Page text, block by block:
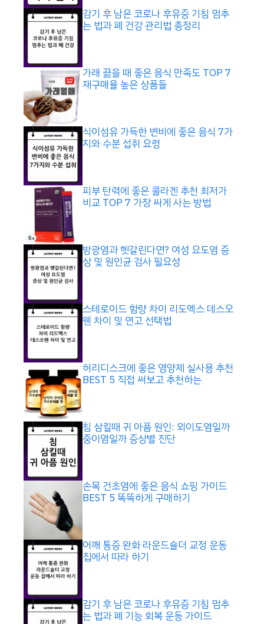
감기 후 남은 코로나 후유증 기침 멈추
는 법과 폐 건강 관리법 총정리
가래 끓을 때 좋은 음식 만족도 TOP 7
재구매율 높은 상품들
식이섬유 가득한 변비에 좋은 음식 7가
지와 수분 섭취 요령
피부 탄력에 좋은 콜라겐 추천 최저가
비교 TOP 7 가장 싸게 사는 방법
방광염과 헷갈린다면? 여성 요도염 증
상 및 원인균 검사 필요성
스테로이드 함량 차이 리도멕스 데스오
웬 차이 및 연고 선택법
허리디스크에 좋은 영양제 실사용 추천
BEST 5 직접 써보고 추천하는
침 삼킬때 귀 아픔 원인: 외이도염일까
중이염일까 증상별 진단
손목 건초염에 좋은 음식 쇼핑 가이드
BEST 5 똑똑하게 구매하기
어깨 통증 완화 라운드숄더 교정 운동
집에서 따라 하기
감기 후 남은 코로나 후유증 기침 멈추
는 법과 폐 기능 회복 운동 가이드